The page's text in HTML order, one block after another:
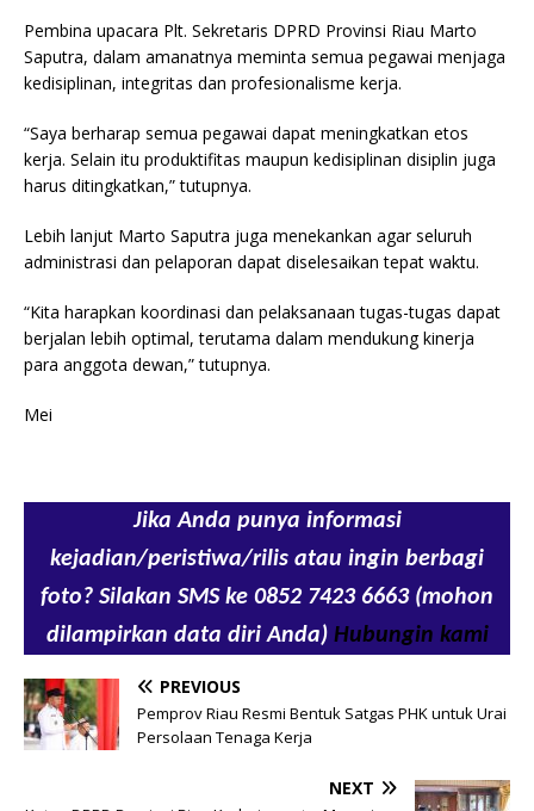
o
k
p
Pembina upacara Plt. Sekretaris DPRD Provinsi Riau Marto
Saputra, dalam amanatnya meminta semua pegawai menjaga
kedisiplinan, integritas dan profesionalisme kerja.
“Saya berharap semua pegawai dapat meningkatkan etos
kerja. Selain itu produktifitas maupun kedisiplinan disiplin juga
harus ditingkatkan,” tutupnya.
Lebih lanjut Marto Saputra juga menekankan agar seluruh
administrasi dan pelaporan dapat diselesaikan tepat waktu.
“Kita harapkan koordinasi dan pelaksanaan tugas-tugas dapat
berjalan lebih optimal, terutama dalam mendukung kinerja
para anggota dewan,” tutupnya.
Mei
Jika Anda punya informasi
kejadian/peristiwa/rilis atau ingin berbagi
foto? Silakan SMS ke 0852 7423 6663 (mohon
dilampirkan data diri Anda) Hubungin kami
PREVIOUS
Pemprov Riau Resmi Bentuk Satgas PHK untuk Urai
Persolaan Tenaga Kerja
NEXT